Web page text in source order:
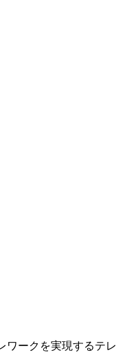
ワークを実現するテレ